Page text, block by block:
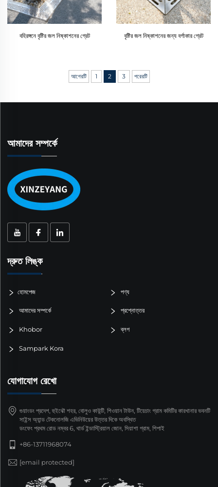
বহিরঙ্গনে বৃষ্টির জল নিষ্কাশনের গ্রেট বৃষ্টির জল নিষ্কাশনের জন্য বর্গাকার গ্রেট
আগেরটি 1 2 3 পরেরটি
আমাদের সম্পর্কে
দ্রুত লিঙ্ক
হোমপেজ পণ্য
আমাদের সম্পর্কে প্রশ্নোত্তর
Khobor ব্লগ
Sampark Kora
যোগাযোগ রেখো
গুয়াংডং প্রদেশ, হুইঝৌ শহর, বোলুও কাউন্টি, শিওয়ান টাউন, টিয়েচাং গ্রাম কমিটির কারখানার ভবনটি
সাইন্স অ্যান্ড টেকনোলজি এভিনিউয়ের উত্তর দিকে অবস্থিত
ডংফেং প্রথম রোড নম্বর 6, থার্ড ইন্ডাস্ট্রিয়াল জোন, সিয়াশা গ্রাম, শিপাই
+86-13711968074
[email protected]